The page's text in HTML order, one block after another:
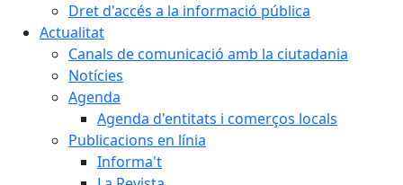
Dret d'accés a la informació pública
Actualitat
Canals de comunicació amb la ciutadania
Notícies
Agenda
Agenda d'entitats i comerços locals
Publicacions en línia
Informa't